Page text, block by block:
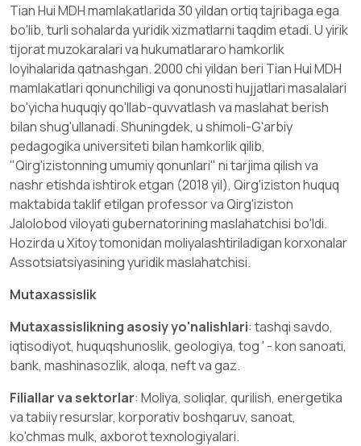
Tian Hui MDH mamlakatlarida 30 yildan ortiq tajribaga ega
bo'lib, turli sohalarda yuridik xizmatlarni taqdim etadi. U yirik
tijorat muzokaralari va hukumatlararo hamkorlik
loyihalarida qatnashgan. 2000 chi yildan beri Tian Hui MDH
mamlakatlari qonunchiligi va qonunosti hujjatlari masalalari
bo'yicha huquqiy qo'llab-quvvatlash va maslahat berish
bilan shug'ullanadi. Shuningdek, u shimoli-G'arbiy
pedagogika universiteti bilan hamkorlik qilib,
"Qirg'izistonning umumiy qonunlari" ni tarjima qilish va
nashr etishda ishtirok etgan (2018 yil), Qirg'iziston huquq
maktabida taklif etilgan professor va Qirg'iziston
Jalolobod viloyati gubernatorining maslahatchisi bo'ldi.
Hozirda u Xitoy tomonidan moliyalashtiriladigan korxonalar
Assotsiatsiyasining yuridik maslahatchisi.
Mutaxassislik
Mutaxassislikning asosiy yo'nalishlari: tashqi savdo,
iqtisodiyot, huquqshunoslik, geologiya, tog ' - kon sanoati,
bank, mashinasozlik, aloqa, neft va gaz.
Filiallar va sektorlar: Moliya, soliqlar, qurilish, energetika
va tabiiy resurslar, korporativ boshqaruv, sanoat,
ko'chmas mulk, axborot texnologiyalari.